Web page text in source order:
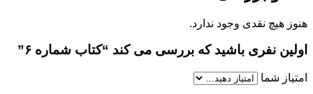
هیچ نقدی وجود ندارد.
نفری باشید که بررسی می کند “کتاب شماره ۶”
شما